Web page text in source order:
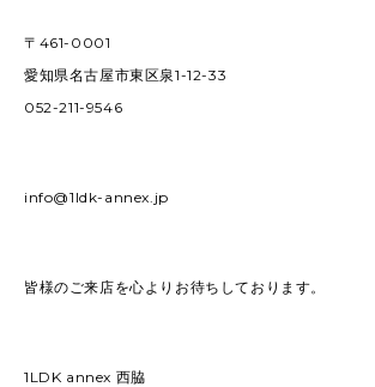
〒461-0001
愛知県名古屋市東区泉1-12-33
052-211-9546
info@1ldk-annex.jp
皆様のご来店を心よりお待ちしております。
1LDK annex 西脇